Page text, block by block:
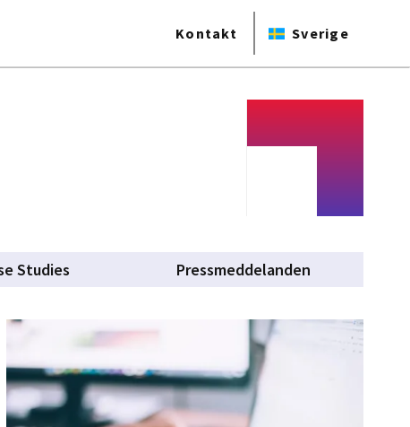
Kontakt Sverige
Studies Pressmeddelanden